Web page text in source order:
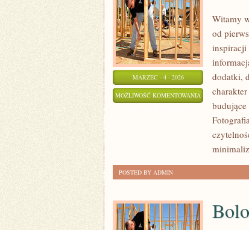
MARZEC - 4 - 2026
MOŻLIWOŚĆ KOMENTOWANIA ŚLUBNE
FORMALNOŚCI
DOKUMENTY
Witamy
od
inspiracji
dodatki,
POSTED BY ADMIN